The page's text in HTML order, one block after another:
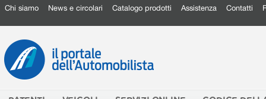
Chi siamo News e circolari Catalogo prodotti Assistenza Contatti